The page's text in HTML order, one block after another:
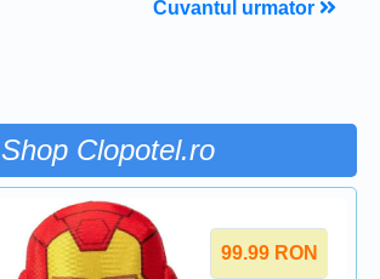
Cuvantul urmator
Shop Clopotel.ro
99.99 RON